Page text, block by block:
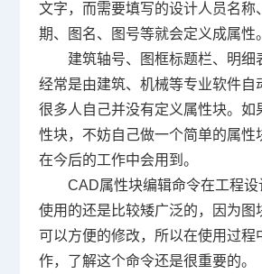
文字，而需要填写的设计人员名称
期、图名、图号等就会定义成属性。
建筑轴号、图框标题栏、明细
经常是由建筑、机械等专业软件自
很多人自己并没有定义属性块。如
性块，不妨自己做一个简单的属性
在今后的工作中会用到。
CAD属性块编辑命令在工程
使用的还是比较矮广泛的，因为图
可以方便的修改，所以在使用过程
作，了解这个命令还是很重要的。